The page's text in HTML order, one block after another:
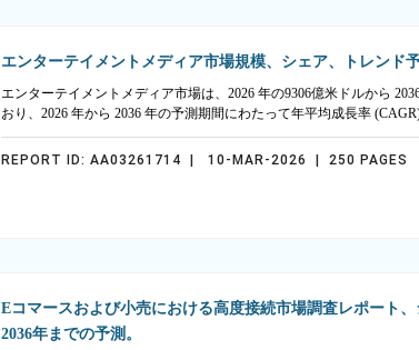
エンターテイメントメディア市場規模、シェア、トレンド
エンターテイメントメディア市場は、2026 年の9306億米ドルから
おり、2026 年から 2036 年の予測期間にわたって年平均成長率
REPORT ID: AA03261714 | 10-MAR-2026 | 250 PAGES
Eコマースおよび小売における高度接続市場調査レポート、
2036年までの予測。